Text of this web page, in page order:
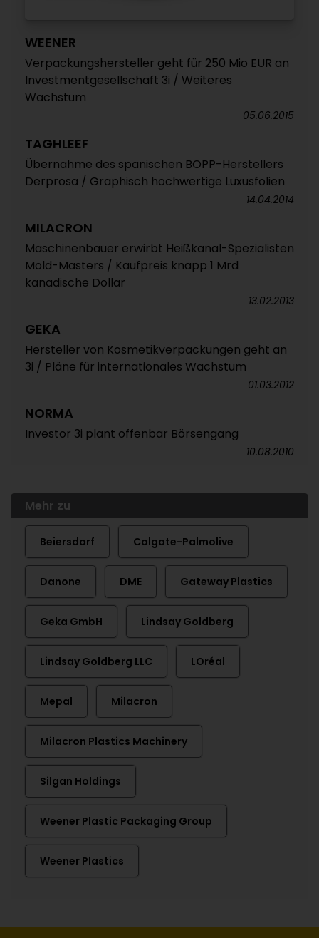
WEENER
Verpackungshersteller geht für 250 Mio EUR an
Investmentgesellschaft 3i / Weiteres
Wachstum
05.06.2015
TAGHLEEF
Übernahme des spanischen BOPP-Herstellers
Derprosa / Graphisch hochwertige Luxusfolien
14.04.2014
MILACRON
Maschinenbauer erwirbt Heißkanal-Spezialisten
Mold-Masters / Kaufpreis knapp 1 Mrd
kanadische Dollar
13.02.2013
GEKA
Hersteller von Kosmetikverpackungen geht an
3i / Pläne für internationales Wachstum
01.03.2012
NORMA
Investor 3i plant offenbar Börsengang
10.08.2010
Mehr zu
Beiersdorf Colgate-Palmolive
Danone DME Gateway Plastics
Geka GmbH Lindsay Goldberg
Lindsay Goldberg LLC LOréal
Mepal Milacron
Milacron Plastics Machinery
Silgan Holdings
Weener Plastic Packaging Group
Weener Plastics